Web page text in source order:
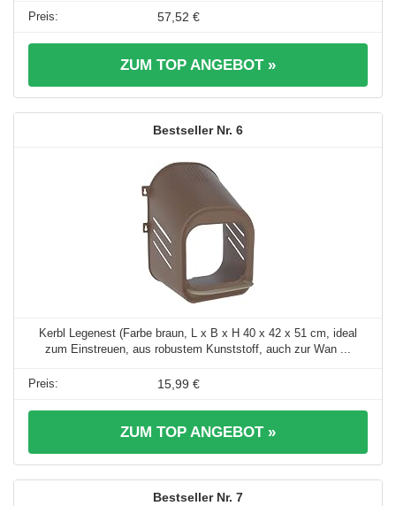
57,52 €
ZUM TOP ANGEBOT »
6
Kerbl Legenest (Farbe braun, L x B x H 40 x 42 x 51 cm, ideal
zum Einstreuen, aus robustem Kunststoff, auch zur Wan ...
15,99 €
ZUM TOP ANGEBOT »
7